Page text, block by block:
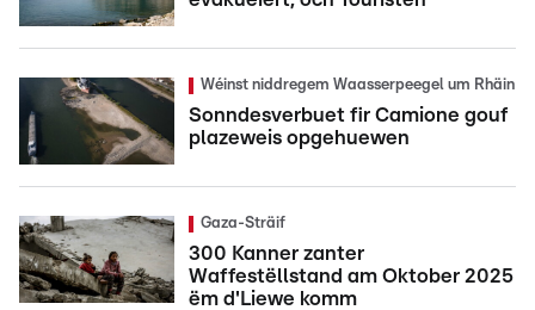
Wéinst niddregem Waasserpeegel um Rhäin
Sonndesverbuet fir Camione gouf
plazeweis opgehuewen
Gaza-Sträif
300 Kanner zanter
Waffestëllstand am Oktober 2025
ëm d'Liewe komm